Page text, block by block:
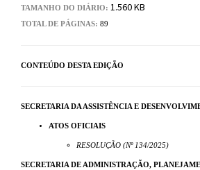
TAMANHO DO DIÁRIO: 1.560 KB
TOTAL DE PÁGINAS: 89
CONTEÚDO DESTA EDIÇÃO
SECRETARIA DA ASSISTÊNCIA E
ATOS OFICIAIS
RESOLUÇÃO (Nº 134/2025)
SECRETARIA DE ADMINISTRAÇÃO,